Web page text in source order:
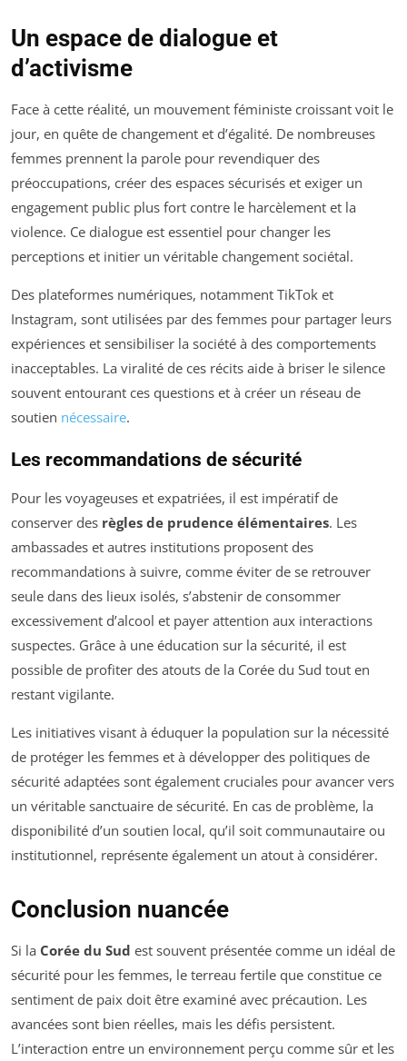
Un espace de dialogue et
d’activisme
Face à cette réalité, un mouvement féministe croissant voit le
jour, en quête de changement et d’égalité. De nombreuses
femmes prennent la parole pour revendiquer des
préoccupations, créer des espaces sécurisés et exiger un
engagement public plus fort contre le harcèlement et la
violence. Ce dialogue est essentiel pour changer les
perceptions et initier un véritable changement sociétal.
Des plateformes numériques, notamment TikTok et
Instagram, sont utilisées par des femmes pour partager leurs
expériences et sensibiliser la société à des comportements
inacceptables. La viralité de ces récits aide à briser le silence
souvent entourant ces questions et à créer un réseau de
soutien nécessaire.
Les recommandations de sécurité
Pour les voyageuses et expatriées, il est impératif de
conserver des règles de prudence élémentaires. Les
ambassades et autres institutions proposent des
recommandations à suivre, comme éviter de se retrouver
seule dans des lieux isolés, s’abstenir de consommer
excessivement d’alcool et payer attention aux interactions
suspectes. Grâce à une éducation sur la sécurité, il est
possible de profiter des atouts de la Corée du Sud tout en
restant vigilante.
Les initiatives visant à éduquer la population sur la nécessité
de protéger les femmes et à développer des politiques de
sécurité adaptées sont également cruciales pour avancer vers
un véritable sanctuaire de sécurité. En cas de problème, la
disponibilité d’un soutien local, qu’il soit communautaire ou
institutionnel, représente également un atout à considérer.
Conclusion nuancée
Si la Corée du Sud est souvent présentée comme un idéal de
sécurité pour les femmes, le terreau fertile que constitue ce
sentiment de paix doit être examiné avec précaution. Les
avancées sont bien réelles, mais les défis persistent.
L’interaction entre un environnement perçu comme sûr et les